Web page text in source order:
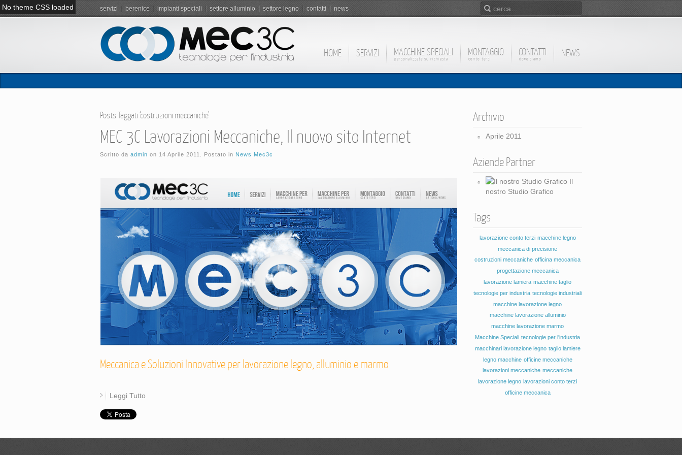
servizi berenice impianti speciali settore alluminio settore legno contatti news
HOME SERVIZI MACCHINE SPECIALI
personalizzate su richiesta
MONTAGGIO
conto terzi
CONTATTI
dove siamo
NEWS
Posts Taggati ‘costruzioni meccaniche’
MEC 3C Lavorazioni Meccaniche, Il nuovo sito Internet
Scritto da admin on 14 Aprile 2011 . Postato in News Mec3c
Meccanica e Soluzioni Innovative per lavorazione legno, alluminio e marmo
Leggi Tutto
Archivio
Aprile 2011
Aziende Partner
Il
nostro Studio Grafico
Tags
lavorazione conto terzi macchine legno
meccanica di precisione
costruzioni meccaniche officina meccanica
progettazione meccanica
lavorazione lamiera macchine taglio
tecnologie per industria tecnologie industriali
macchine lavorazione legno
macchine lavorazione alluminio
macchine lavorazione marmo
Macchine Speciali tecnologie per l'industria
macchinari lavorazione legno taglio lamiere
legno macchine officine meccaniche
lavorazioni meccaniche meccaniche
lavorazione legno lavorazioni conto terzi
officine meccanica
No theme CSS loaded